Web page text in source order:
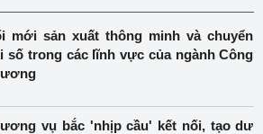
mới sản xuất thông minh và chuyển
số trong các lĩnh vực của ngành Công
vụ bắc 'nhịp cầu' kết nối, tạo dư